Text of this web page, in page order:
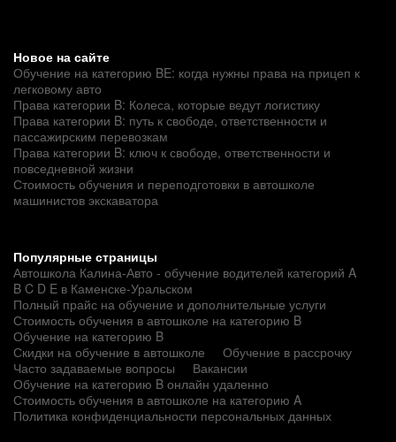
Новое на сайте
Обучение на категорию BE: когда нужны права на прицеп к
легковому авто
Права категории B: Колеса, которые ведут логистику
Права категории B: путь к свободе, ответственности и
пассажирским перевозкам
Права категории B: ключ к свободе, ответственности и
повседневной жизни
Стоимость обучения и переподготовки в автошколе
машинистов экскаватора
Популярные страницы
Автошкола Калина-Авто - обучение водителей категорий A
B C D E в Каменске-Уральском
Полный прайс на обучение и дополнительные услуги
Стоимость обучения в автошколе на категорию B
Обучение на категорию B
Скидки на обучение в автошколе
Обучение в рассрочку
Часто задаваемые вопросы
Вакансии
Обучение на категорию B онлайн удаленно
Стоимость обучения в автошколе на категорию A
Политика конфиденциальности персональных данных